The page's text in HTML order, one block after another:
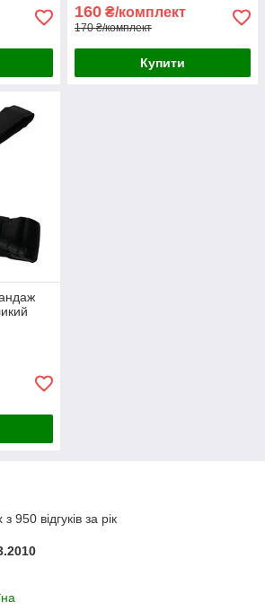
160 ₴/комплект
170 ₴/комплект
Купити
950 відгуків за рік